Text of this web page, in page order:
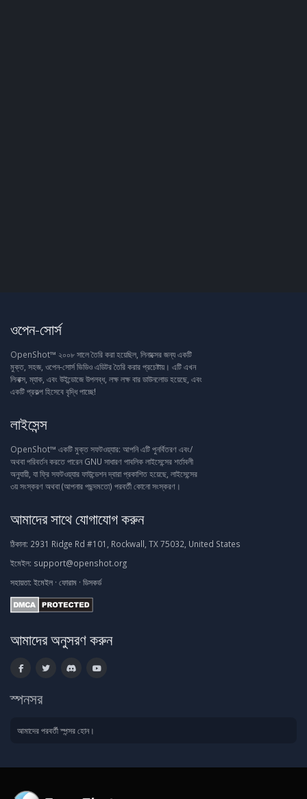
ওপেন-সোর্স
OpenShot™ ২০০৮ সালে তৈরি করা হয়েছিল, লিনাক্সের জন্য একটি
মুক্ত, সহজ, ওপেন-সোর্স ভিডিও এডিটর তৈরি করার প্রচেষ্টায়। এটি এখন
লিনাক্স, ম্যাক, এবং উইন্ডোজে উপলব্ধ, লক্ষ লক্ষ বার ডাউনলোড হয়েছে, এবং
একটি প্রকল্প হিসেবে বৃদ্ধি পাচ্ছে!
লাইসেন্স
OpenShot™ একটি মুক্ত সফটওয়্যার: আপনি এটি পুনর্বিতরণ এবং/
অথবা পরিবর্তন করতে পারেন GNU সাধারণ পাবলিক লাইসেন্সের শর্তাবলী
অনুযায়ী, যা ফ্রি সফটওয়্যার ফাউন্ডেশন দ্বারা প্রকাশিত হয়েছে, লাইসেন্সের
৩য় সংস্করণ অথবা (আপনার পছন্দমতো) পরবর্তী কোনো সংস্করণ।
আমাদের সাথে যোগাযোগ করুন
ঠিকানা: 2931 Ridge Rd #101, Rockwall, TX 75032, United States
ইমেইল: support@openshot.org
সহায়তা: ইমেইল · ফোরাম · ডিসকর্ড
আমাদের অনুসরণ করুন
স্পনসর
আমাদের পরবর্তী স্পন্সর হোন।